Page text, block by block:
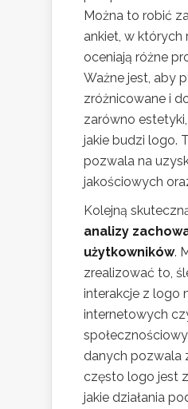
Można to robić
ankiet, w których
oceniają różne
Ważne jest, aby
zróżnicowane i
zarówno estetyki,
jakie budzi logo.
pozwala na
jakościowych
Kolejną
analizy
użytkowników.
zrealizować to,
interakcje z logo
internetowych
danych pozwala
często logo jest
jakie działania